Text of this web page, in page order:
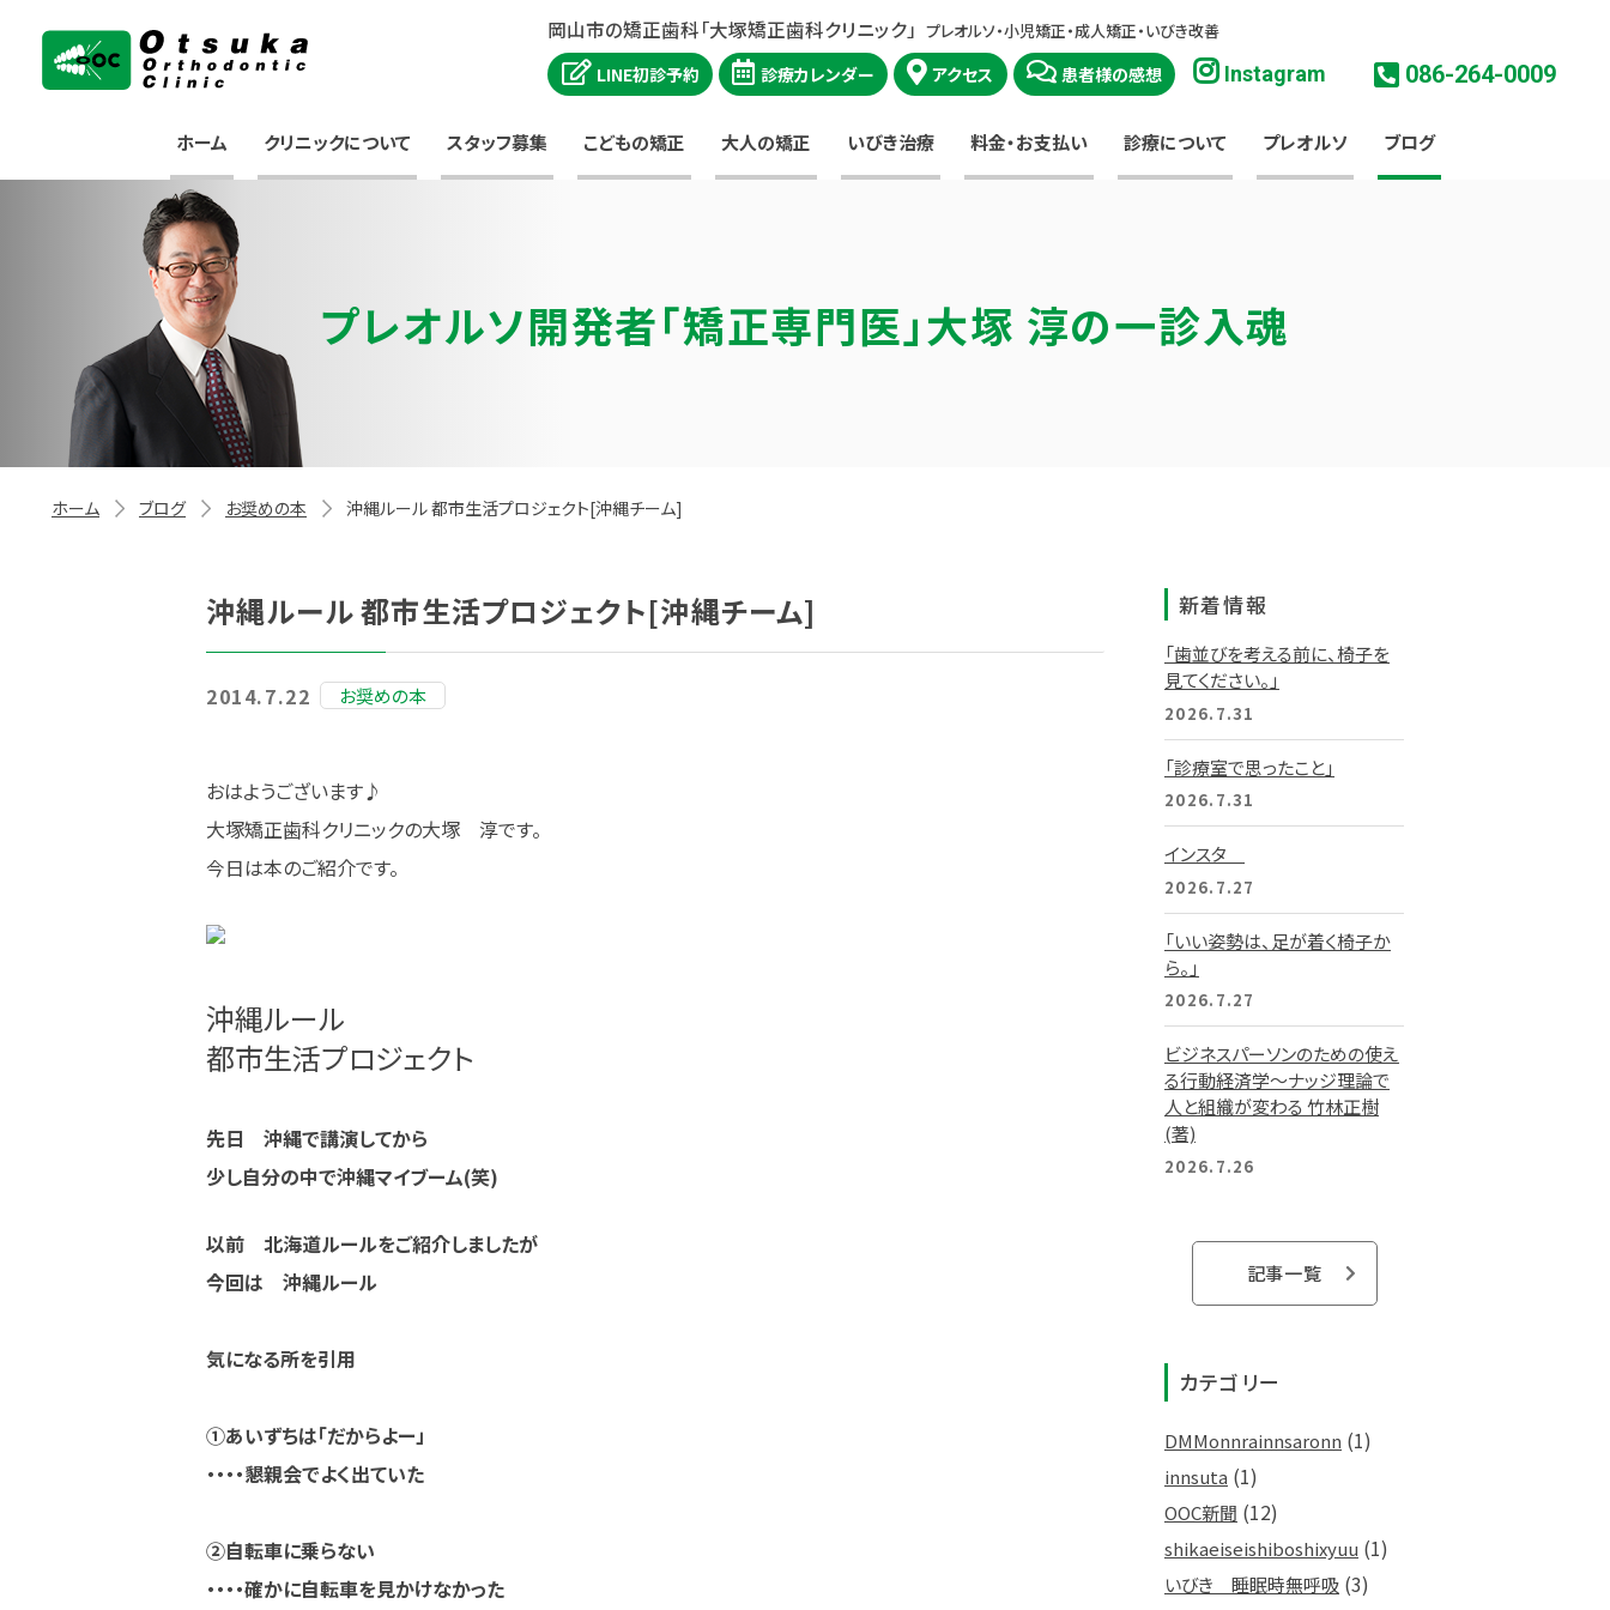
岡山市の矯正歯科「大塚矯正歯科クリニック」 プレオルソ・小児矯正・成人矯正・いびき改善
LINE初診予約 診療カレンダー アクセス 患者様の感想 Instagram 086-264-0009
ホーム クリニックについて スタッフ募集 こどもの矯正 大人の矯正 いびき治療 料金・お支払い 診療について プレオルソ ブログ
プレオルソ開発者「矯正専門医」大塚 淳の一診入魂
ホーム ブログ お奨めの本 沖縄ルール 都市生活プロジェクト[沖縄チーム]
沖縄ルール 都市生活プロジェクト[沖縄チーム]
2014.7.22 お奨めの本
おはようございます♪
大塚矯正歯科クリニックの大塚 淳です。
今日は本のご紹介です。
沖縄ルール
都市生活プロジェクト
先日 沖縄で講演してから
少し自分の中で沖縄マイブーム(笑)
以前 北海道ルールをご紹介しましたが
今回は 沖縄ルール
気になる所を引用
①あいずちは「だからよー」
・・・・懇親会でよく出ていた
②自転車に乗らない
・・・・確かに自転車を見かけなかった
新着情報
「歯並びを考える前に、椅子を
見てください。」
2026.7.31
「診療室で思ったこと」
2026.7.31
インスタ
2026.7.27
「いい姿勢は、足が着く椅子か
ら。」
2026.7.27
ビジネスパーソンのための使え
る行動経済学～ナッジ理論で
人と組織が変わる 竹林正樹
(著)
2026.7.26
記事一覧
カテゴリー
DMMonnrainnsaronn (1)
innsuta (1)
OOC新聞 (12)
shikaeiseishiboshixyuu (1)
いびき 睡眠時無呼吸 (3)